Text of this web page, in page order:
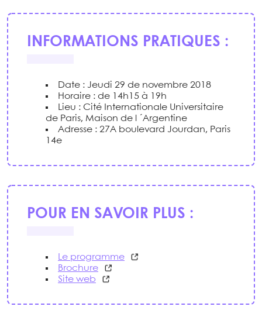
INFORMATIONS PRATIQUES :
Date : Jeudi 29 de novembre 2018
Horaire : de 14h15 à 19h
Lieu : Cité Internationale Universitaire
de Paris, Maison de l ´Argentine
Adresse : 27A boulevard Jourdan, Paris
14e
POUR EN SAVOIR PLUS :
Le programme
Brochure
Site web